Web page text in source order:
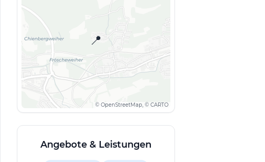
📍
© OpenStreetMap, © CARTO
Angebote & Leistungen